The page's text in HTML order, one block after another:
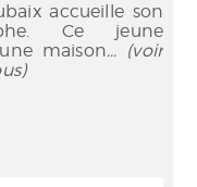
accueille son
Ce jeune
maison... (voir